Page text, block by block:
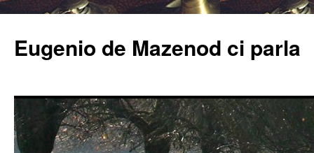
Eugenio de Mazenod ci parla